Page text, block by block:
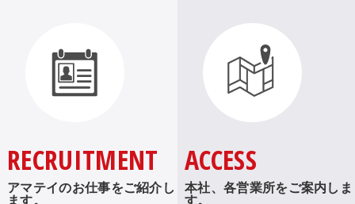
RECRUITMENT
アマテイのお仕事をご紹介し
ます。
ACCESS
本社、各営業所をご案内しま
す。